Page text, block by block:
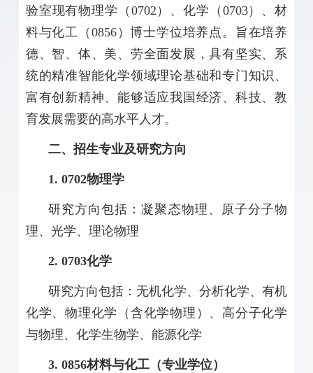
验室现有物理学（ 0702 ）、化学（ 0703）、材
料与化工（ 0856）博士学位培养点。旨在培养
德、智、体、美、劳全面发展，具有坚实、系
统的精准智能化学领域理论基础和专门知识、
富有创新精神、能够适应我国经济、科技、教
育发展需要的高水平人才。
二、招生专业及研究方向
1. 0702物理学
研究方向包括：凝聚态物理、原子分子物
理、光学、理论物理
2. 0703化学
研究方向包括：无机化学、分析化学、有机
化学、物理化学（含化学物理）、高分子化学
与物理、化学生物学、能源化学
3. 0856材料与化工（专业学位）